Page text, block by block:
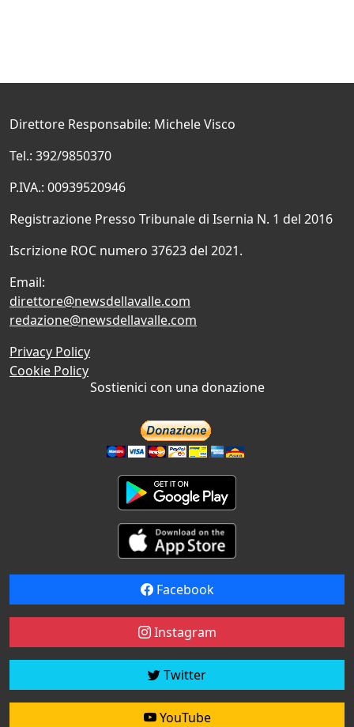
Direttore Responsabile: Michele Visco
Tel.: 392/9850370
P.IVA.: 00939520946
Registrazione Presso Tribunale di Isernia N. 1 del 2016
Iscrizione ROC numero 37623 del 2021.
Email:
direttore@newsdellavalle.com
redazione@newsdellavalle.com
Privacy Policy
Cookie Policy
Sostienici con una donazione
Facebook
Instagram
Twitter
YouTube